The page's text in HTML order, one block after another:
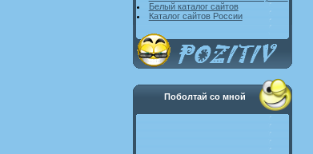
Белый каталог сайтов
Каталог сайтов России
Поболтай со мной